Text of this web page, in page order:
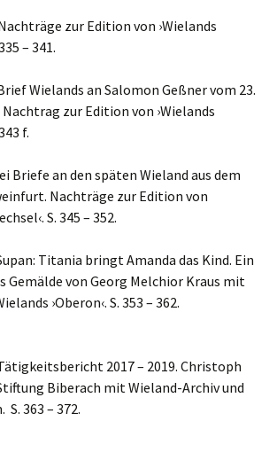
zur Edition von ›Wielands
– 341.
Wielands an Salomon Geßner vom 23.
zur Edition von ›Wielands
f.
Briefe an den späten Wieland aus dem
Nachträge zur Edition von
S. 345 – 352.
Titania bringt Amanda das Kind. Ein
Gemälde von Georg Melchior Kraus mit
›Oberon‹. S. 353 – 362.
2017 – 2019. Christoph
Biberach mit Wieland-Archiv und
363 – 372.